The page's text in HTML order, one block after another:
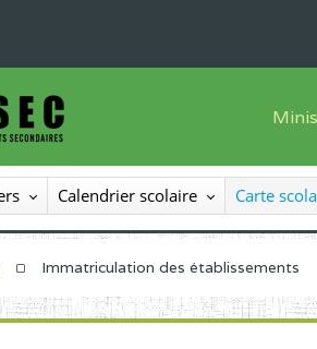
Le
Le
Calendrier scolaire Carte
Immatriculation des établissements